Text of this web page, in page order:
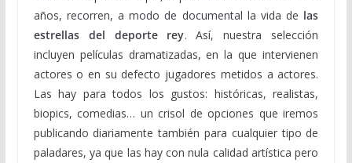
años, recorren, a modo de documental la vida de las
estrellas del deporte rey. Así, nuestra selección
incluyen películas dramatizadas, en la que intervienen
actores o en su defecto jugadores metidos a actores.
Las hay para todos los gustos: históricas, realistas,
biopics, comedias… un crisol de opciones que iremos
publicando diariamente también para cualquier tipo de
paladares, ya que las hay con nula calidad artística pero